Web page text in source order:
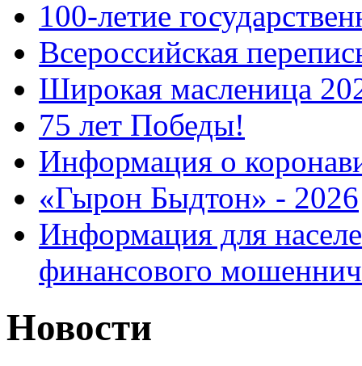
100-летие
Всероссийская
Широкая масленица
75 лет Победы!
Информация о
«Гырон Быдтон» - 2026
Информация для
финансового
Новости